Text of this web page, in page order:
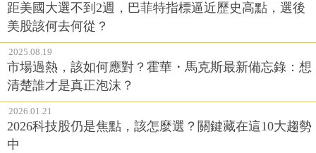
距美國大選不到2週，巴菲特指標逼近歷史高點，選後
美股該何去何從？
2025.08.19
市場過熱，該如何應對？霍華・馬克斯最新備忘錄：想
清楚誰才是真正泡沫？
2026.01.21
2026科技股仍是焦點，該怎麼選？關鍵藏在這10大趨勢
中